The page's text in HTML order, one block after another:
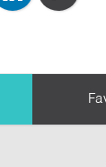
besseren